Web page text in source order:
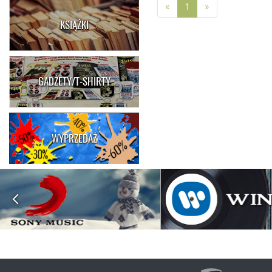
KSIĄŻKI
GADŻETY/T-SHIRTY
WYPRZEDAŻ
« Poprzednia strona
1 »